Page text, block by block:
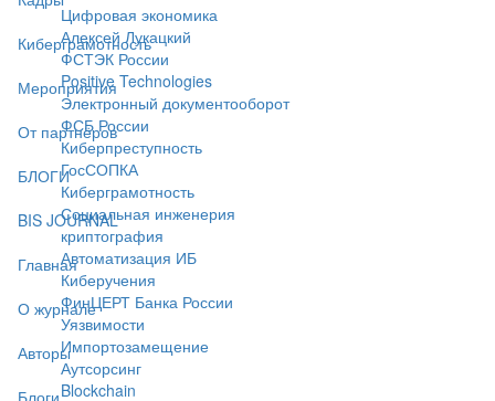
Киберграмотность
Мероприятия
От партнёров
БЛОГИ
BIS JOURNAL
Главная
О журнале
Авторы
Блоги
Цифровая экономика
Алексей Лукацкий
ФСТЭК России
Positive Technologies
Электронный документооборот
ФСБ России
Киберпреступность
ГосСОПКА
Киберграмотность
Социальная инженерия
криптография
Автоматизация ИБ
Киберучения
ФинЦЕРТ Банка России
Уязвимости
Импортозамещение
Аутсорсинг
Blockchain